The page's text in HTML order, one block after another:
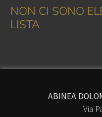
NON CI SONO
LISTA
ABINEA
Via